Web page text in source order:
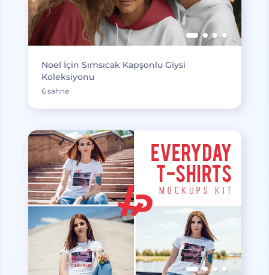
Noel İçin Sımsıcak Kapşonlu Giysi
Koleksiyonu
6 sahne